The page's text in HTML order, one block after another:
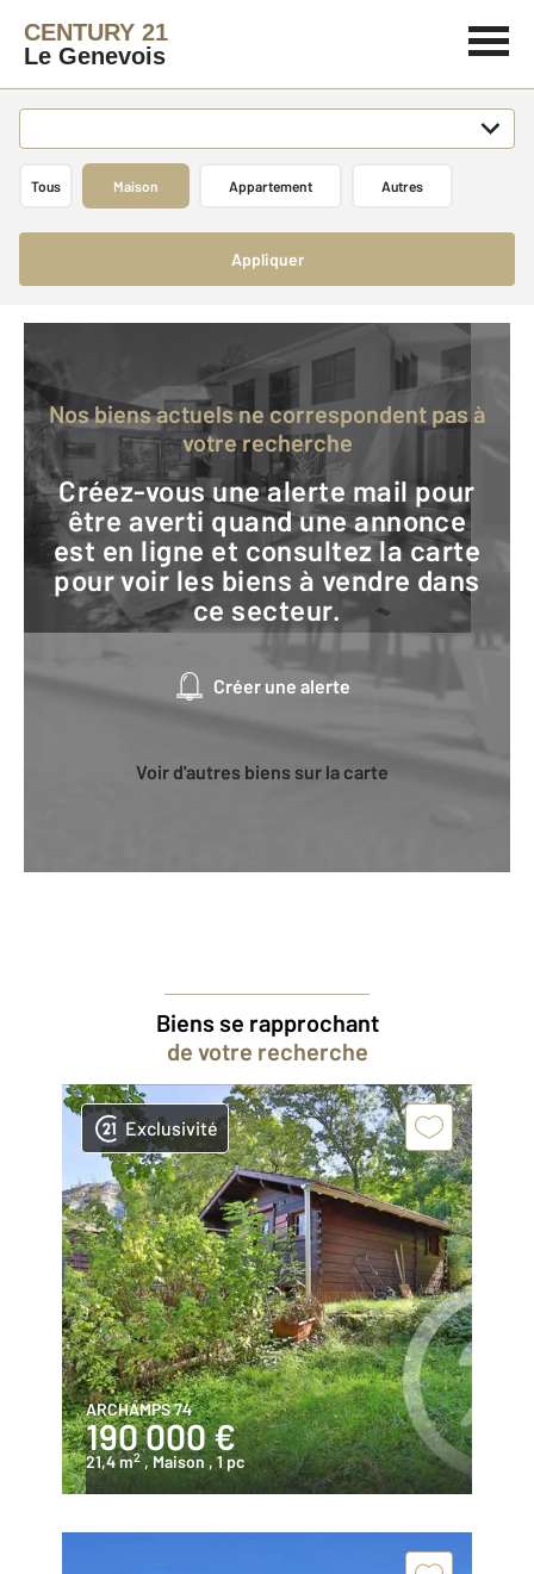
CENTURY 21
Le Genevois
Tous Maison Appartement Autres
Appliquer
Nos biens actuels ne correspondent pas à
votre recherche
Créez-vous une alerte mail pour
être averti quand une annonce
est en ligne et consultez la carte
pour voir les biens à vendre dans
ce secteur.
Créer une alerte
Voir d'autres biens sur la carte
Biens se rapprochant
de votre recherche
Exclusivité
ARCHAMPS 74
190 000 €
21,4 m2 , Maison , 1 pc